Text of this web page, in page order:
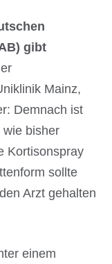
gibt
Mainz,
Demnach ist
wie bisher
Kortisonspray
sollte
Arzt gehalten
einem